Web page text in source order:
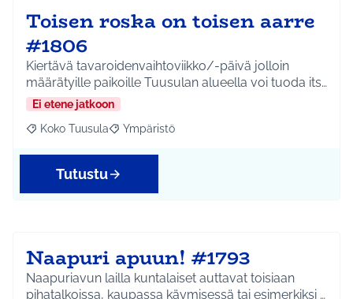
Toisen roska on toisen aarre
#1806
Kiertävä tavaroidenvaihtoviikko/-päivä jolloin
määrätyille paikoille Tuusulan alueella voi tuoda its…
Ei etene jatkoon
Rajaa tulokset aihepiirin mukaan: Koko Tuusula
Koko Tuusula Rajaa tulokset teeman mukaan: Ympäristö
Ympäristö
Tutustu
Naapuri apuun! #1793
Naapuriavun lailla kuntalaiset auttavat toisiaan
pihatalkoissa, kaupassa käymisessä tai esimerkiksi …